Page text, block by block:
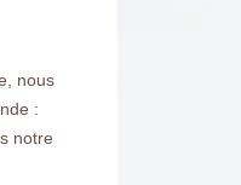
nous
:
notre